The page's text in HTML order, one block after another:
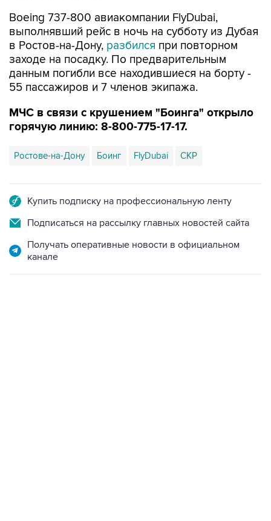
Boeing 737-800 авиакомпании FlyDubai,
выполнявший рейс в ночь на субботу из Дубая
в Ростов-на-Дону, разбился при повторном
заходе на посадку. По предварительным
данным погибли все находившиеся на борту -
55 пассажиров и 7 членов экипажа.
МЧС в связи с крушением "Боинга" открыло
горячую линию: 8-800-775-17-17.
Ростове-на-Дону Боинг FlyDubai СКР
Купить подписку на профессиональную ленту
Подписаться на рассылку главных новостей сайта
Получать оперативные новости в официальном
канале